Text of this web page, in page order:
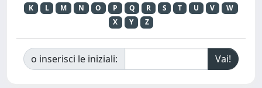
K
L M N O P Q R S T U V
W
X
Y Z
o inserisci le iniziali: